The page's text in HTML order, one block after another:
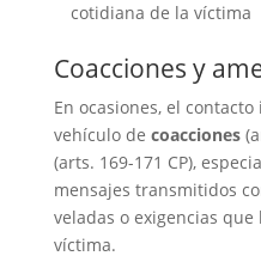
cotidiana de la víctima
Coacciones y
En ocasiones, el
vehículo de coacciones
(arts. 169-171 CP),
mensajes transmitidos
veladas o exigencias
víctima.